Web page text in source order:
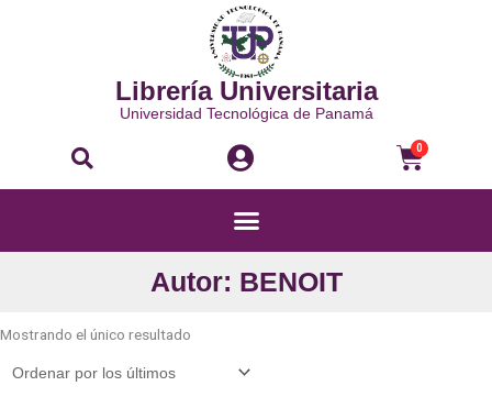
Librería Universitaria
Universidad Tecnológica de Panamá
Buscar 0
Menú
Autor: BENOIT
Mostrando el único resultado